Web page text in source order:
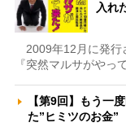
入れ
2009年12月に発行
『突然マルサがや
【第9回】もう一
た”ヒミツのお金”